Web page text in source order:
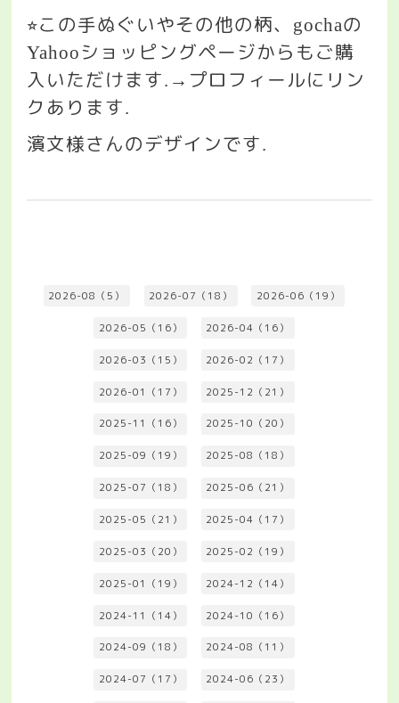
⭐︎この手ぬぐいやその他の柄、 gochaの
Yahoo ショッピングページからもご購
入いただけます.→ プロフィールにリン
クあります.
濱文様さんのデザインです.
2026-08（5） 2026-07（18） 2026-06（19）
2026-05（16） 2026-04（16）
2026-03（15） 2026-02（17）
2026-01（17） 2025-12（21）
2025-11（16） 2025-10（20）
2025-09（19） 2025-08（18）
2025-07（18） 2025-06（21）
2025-05（21） 2025-04（17）
2025-03（20） 2025-02（19）
2025-01（19） 2024-12（14）
2024-11（14） 2024-10（16）
2024-09（18） 2024-08（11）
2024-07（17） 2024-06（23）